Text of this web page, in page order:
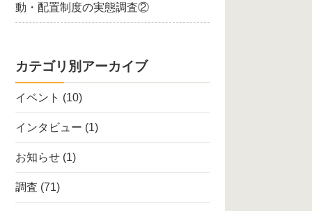
動・配置制度の実態調査②
カテゴリ別アーカイブ
イベント (10)
インタビュー (1)
お知らせ (1)
調査 (71)